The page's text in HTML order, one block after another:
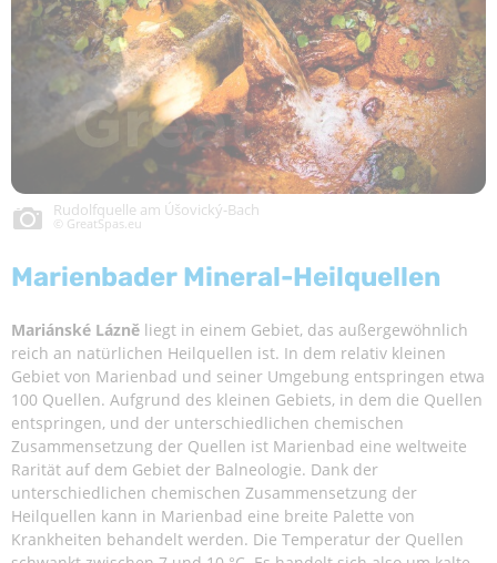
Rudolfquelle am Úšovický-Bach
© GreatSpas.eu
Marienbader Mineral-Heilquellen
Mariánské Lázně liegt in einem Gebiet, das außergewöhnlich
reich an natürlichen Heilquellen ist. In dem relativ kleinen
Gebiet von Marienbad und seiner Umgebung entspringen etwa
100 Quellen. Aufgrund des kleinen Gebiets, in dem die Quellen
entspringen, und der unterschiedlichen chemischen
Zusammensetzung der Quellen ist Marienbad eine weltweite
Rarität auf dem Gebiet der Balneologie. Dank der
unterschiedlichen chemischen Zusammensetzung der
Heilquellen kann in Marienbad eine breite Palette von
Krankheiten behandelt werden. Die Temperatur der Quellen